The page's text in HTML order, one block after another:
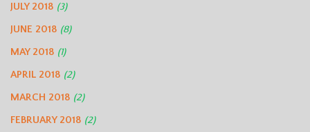
JULY 2018 (3)
JUNE 2018 (8)
MAY 2018 (1)
APRIL 2018 (2)
MARCH 2018 (2)
FEBRUARY 2018 (2)